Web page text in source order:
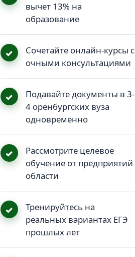
вычет 13% на
образование
Сочетайте онлайн-курсы с
очными консультациями
Подавайте документы в 3-
4 оренбургских вуза
одновременно
Рассмотрите целевое
обучение от предприятий
области
Тренируйтесь на
реальных вариантах ЕГЭ
прошлых лет